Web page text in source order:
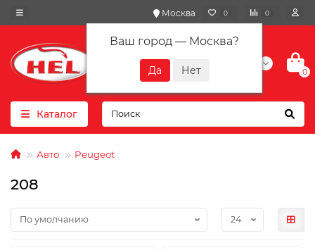
Москва
Ваш город — Москва?
0 0
+7(901) 417-10-01
0
Каталог
Авто Peugeot
208